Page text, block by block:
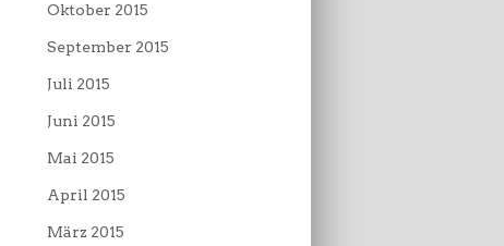
Oktober 2015
September 2015
Juli 2015
Juni 2015
Mai 2015
April 2015
März 2015